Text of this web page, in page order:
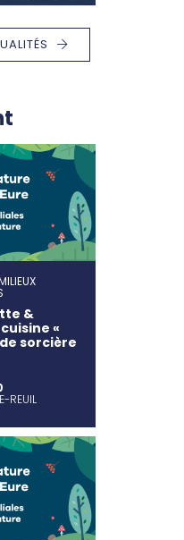
&
«
sorcière
REUIL